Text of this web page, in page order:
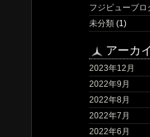
フジビューブロ
未分類 (1)
アーカ
2023年12月
2022年9月
2022年8月
2022年7月
2022年6月